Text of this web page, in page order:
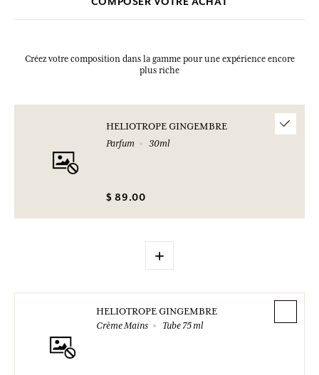
Créez votre composition dans la gamme pour une expérience encore
plus riche
HELIOTROPE GINGEMBRE
Parfum
30ml
$ 89.00
+
HELIOTROPE GINGEMBRE
Crème Mains
Tube 75 ml